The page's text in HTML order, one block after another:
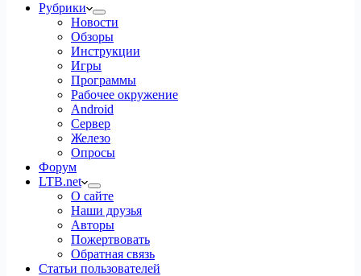
Рубрики
Новости
Обзоры
Инструкции
Игры
Программы
Рабочее окружение
Android
Сервер
Железо
Опросы
Форум
LTB.net
О сайте
Наши друзья
Авторы
Пожертвовать
Обратная связь
Статьи пользователей